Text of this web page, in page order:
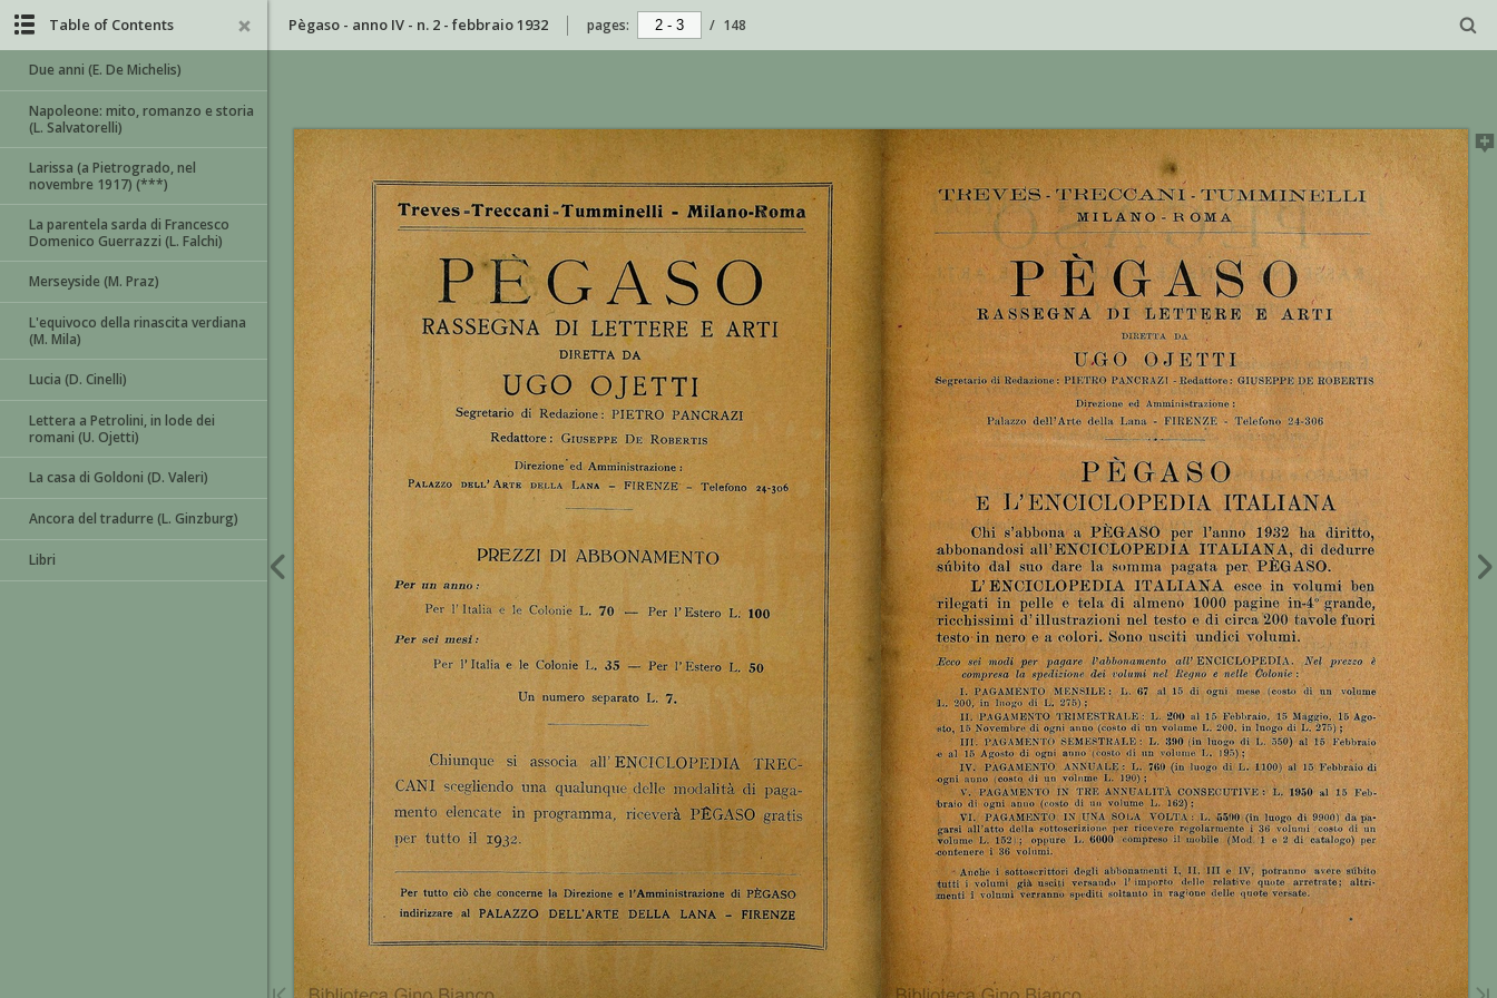
Pègaso - anno IV - n. 2 - febbraio 1932 pages: / 148
Table of Contents
Due anni (E. De Michelis)
Napoleone: mito, romanzo e storia
(L. Salvatorelli)
Larissa (a Pietrogrado, nel
novembre 1917) (***)
La parentela sarda di Francesco
Domenico Guerrazzi (L. Falchi)
Merseyside (M. Praz)
L'equivoco della rinascita verdiana
(M. Mila)
Lucia (D. Cinelli)
Lettera a Petrolini, in lode dei
romani (U. Ojetti)
La casa di Goldoni (D. Valeri)
Ancora del tradurre (L. Ginzburg)
Libri